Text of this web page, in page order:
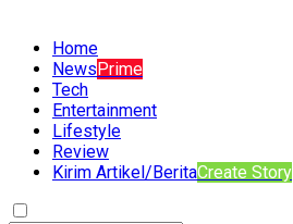
Home
NewsPrime
Tech
Entertainment
Lifestyle
Review
Kirim Artikel/BeritaCreate Story